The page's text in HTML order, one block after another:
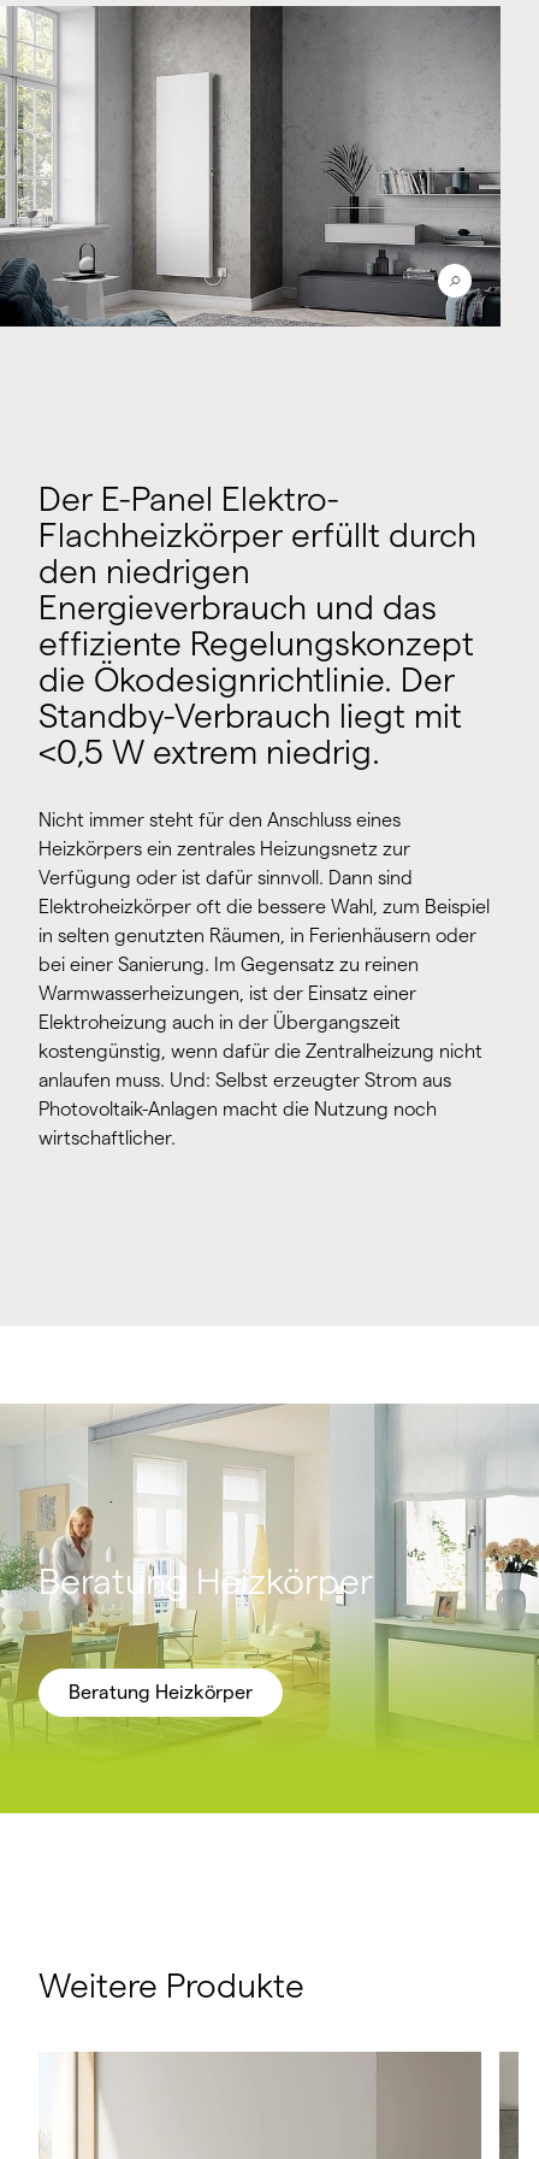
Der E-Panel Elektro-
Flachheizkörper erfüllt durch
den niedrigen
Energieverbrauch und das
effiziente Regelungskonzept
die Ökodesignrichtlinie. Der
Standby-Verbrauch liegt mit
<0,5 W extrem niedrig.
Nicht immer steht für den Anschluss eines
Heizkörpers ein zentrales Heizungsnetz zur
Verfügung oder ist dafür sinnvoll. Dann sind
Elektroheizkörper oft die bessere Wahl, zum Beispiel
in selten genutzten Räumen, in Ferienhäusern oder
bei einer Sanierung. Im Gegensatz zu reinen
Warmwasserheizungen, ist der Einsatz einer
Elektroheizung auch in der Übergangszeit
kostengünstig, wenn dafür die Zentralheizung nicht
anlaufen muss. Und: Selbst erzeugter Strom aus
Photovoltaik-Anlagen macht die Nutzung noch
wirtschaftlicher.
Beratung Heizkörper
Beratung Heizkörper
Weitere Produkte